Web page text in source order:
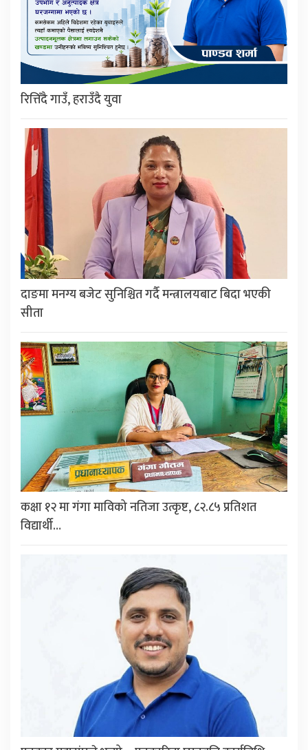
रित्तिँदै गाउँ, हराउँदै युवा
दाङमा मनग्य बजेट सुनिश्चित गर्दै मन्त्रालयबाट बिदा भएकी
सीता
कक्षा १२ मा गंगा माविको नतिजा उत्कृष्ट, ८२.८५ प्रतिशत
विद्यार्थी…